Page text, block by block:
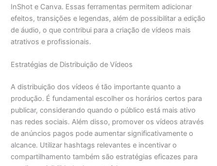
InShot e Canva. Essas ferramentas permitem adicionar
efeitos, transições e legendas, além de possibilitar a edição
de áudio, o que contribui para a criação de vídeos mais
atrativos e profissionais.
Estratégias de Distribuição de Vídeos
A distribuição dos vídeos é tão importante quanto a
produção. É fundamental escolher os horários certos para
publicar, considerando quando o público está mais ativo
nas redes sociais. Além disso, promover os vídeos através
de anúncios pagos pode aumentar significativamente o
alcance. Utilizar hashtags relevantes e incentivar o
compartilhamento também são estratégias eficazes para